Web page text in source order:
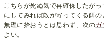
こちらが死ぬ気で再確保したが
にしてみれば敵が寄ってくる餌の
無理に拾おうとは思わず、次のガ
よい。